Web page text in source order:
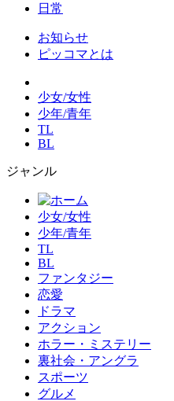
日常
お知らせ
ピッコマとは
少女/女性
少年/青年
TL
BL
ジャンル
少女/女性
少年/青年
TL
BL
ファンタジー
恋愛
ドラマ
アクション
ホラー・ミステリー
裏社会・アングラ
スポーツ
グルメ